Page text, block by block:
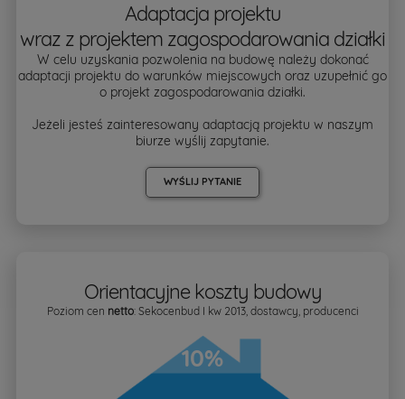
Adaptacja projektu
wraz z projektem zagospodarowania działki
W celu uzyskania pozwolenia na budowę należy dokonać
adaptacji projektu do warunków miejscowych oraz uzupełnić go
o projekt zagospodarowania działki.
Jeżeli jesteś zainteresowany adaptacją projektu w naszym
biurze wyślij zapytanie.
WYŚLIJ PYTANIE
Orientacyjne koszty budowy
Poziom cen netto: Sekocenbud I kw 2013, dostawcy, producenci
10%